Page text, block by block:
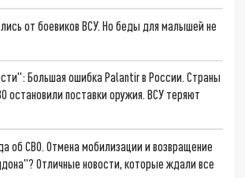
от боевиков ВСУ. Но беды для малышей не
Большая ошибка Palantir в России. Страны
остановили поставки оружия. ВСУ теряют
об СВО. Отмена мобилизации и возвращение
Отличные новости, которые ждали все